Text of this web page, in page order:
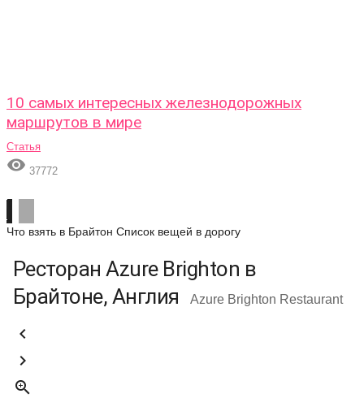
10 самых интересных железнодорожных
маршрутов в мире
Статья
 37772
Что взять в Брайтон Список вещей в дорогу
Ресторан Azure Brighton в
Брайтоне, Англия
Azure Brighton Restaurant


